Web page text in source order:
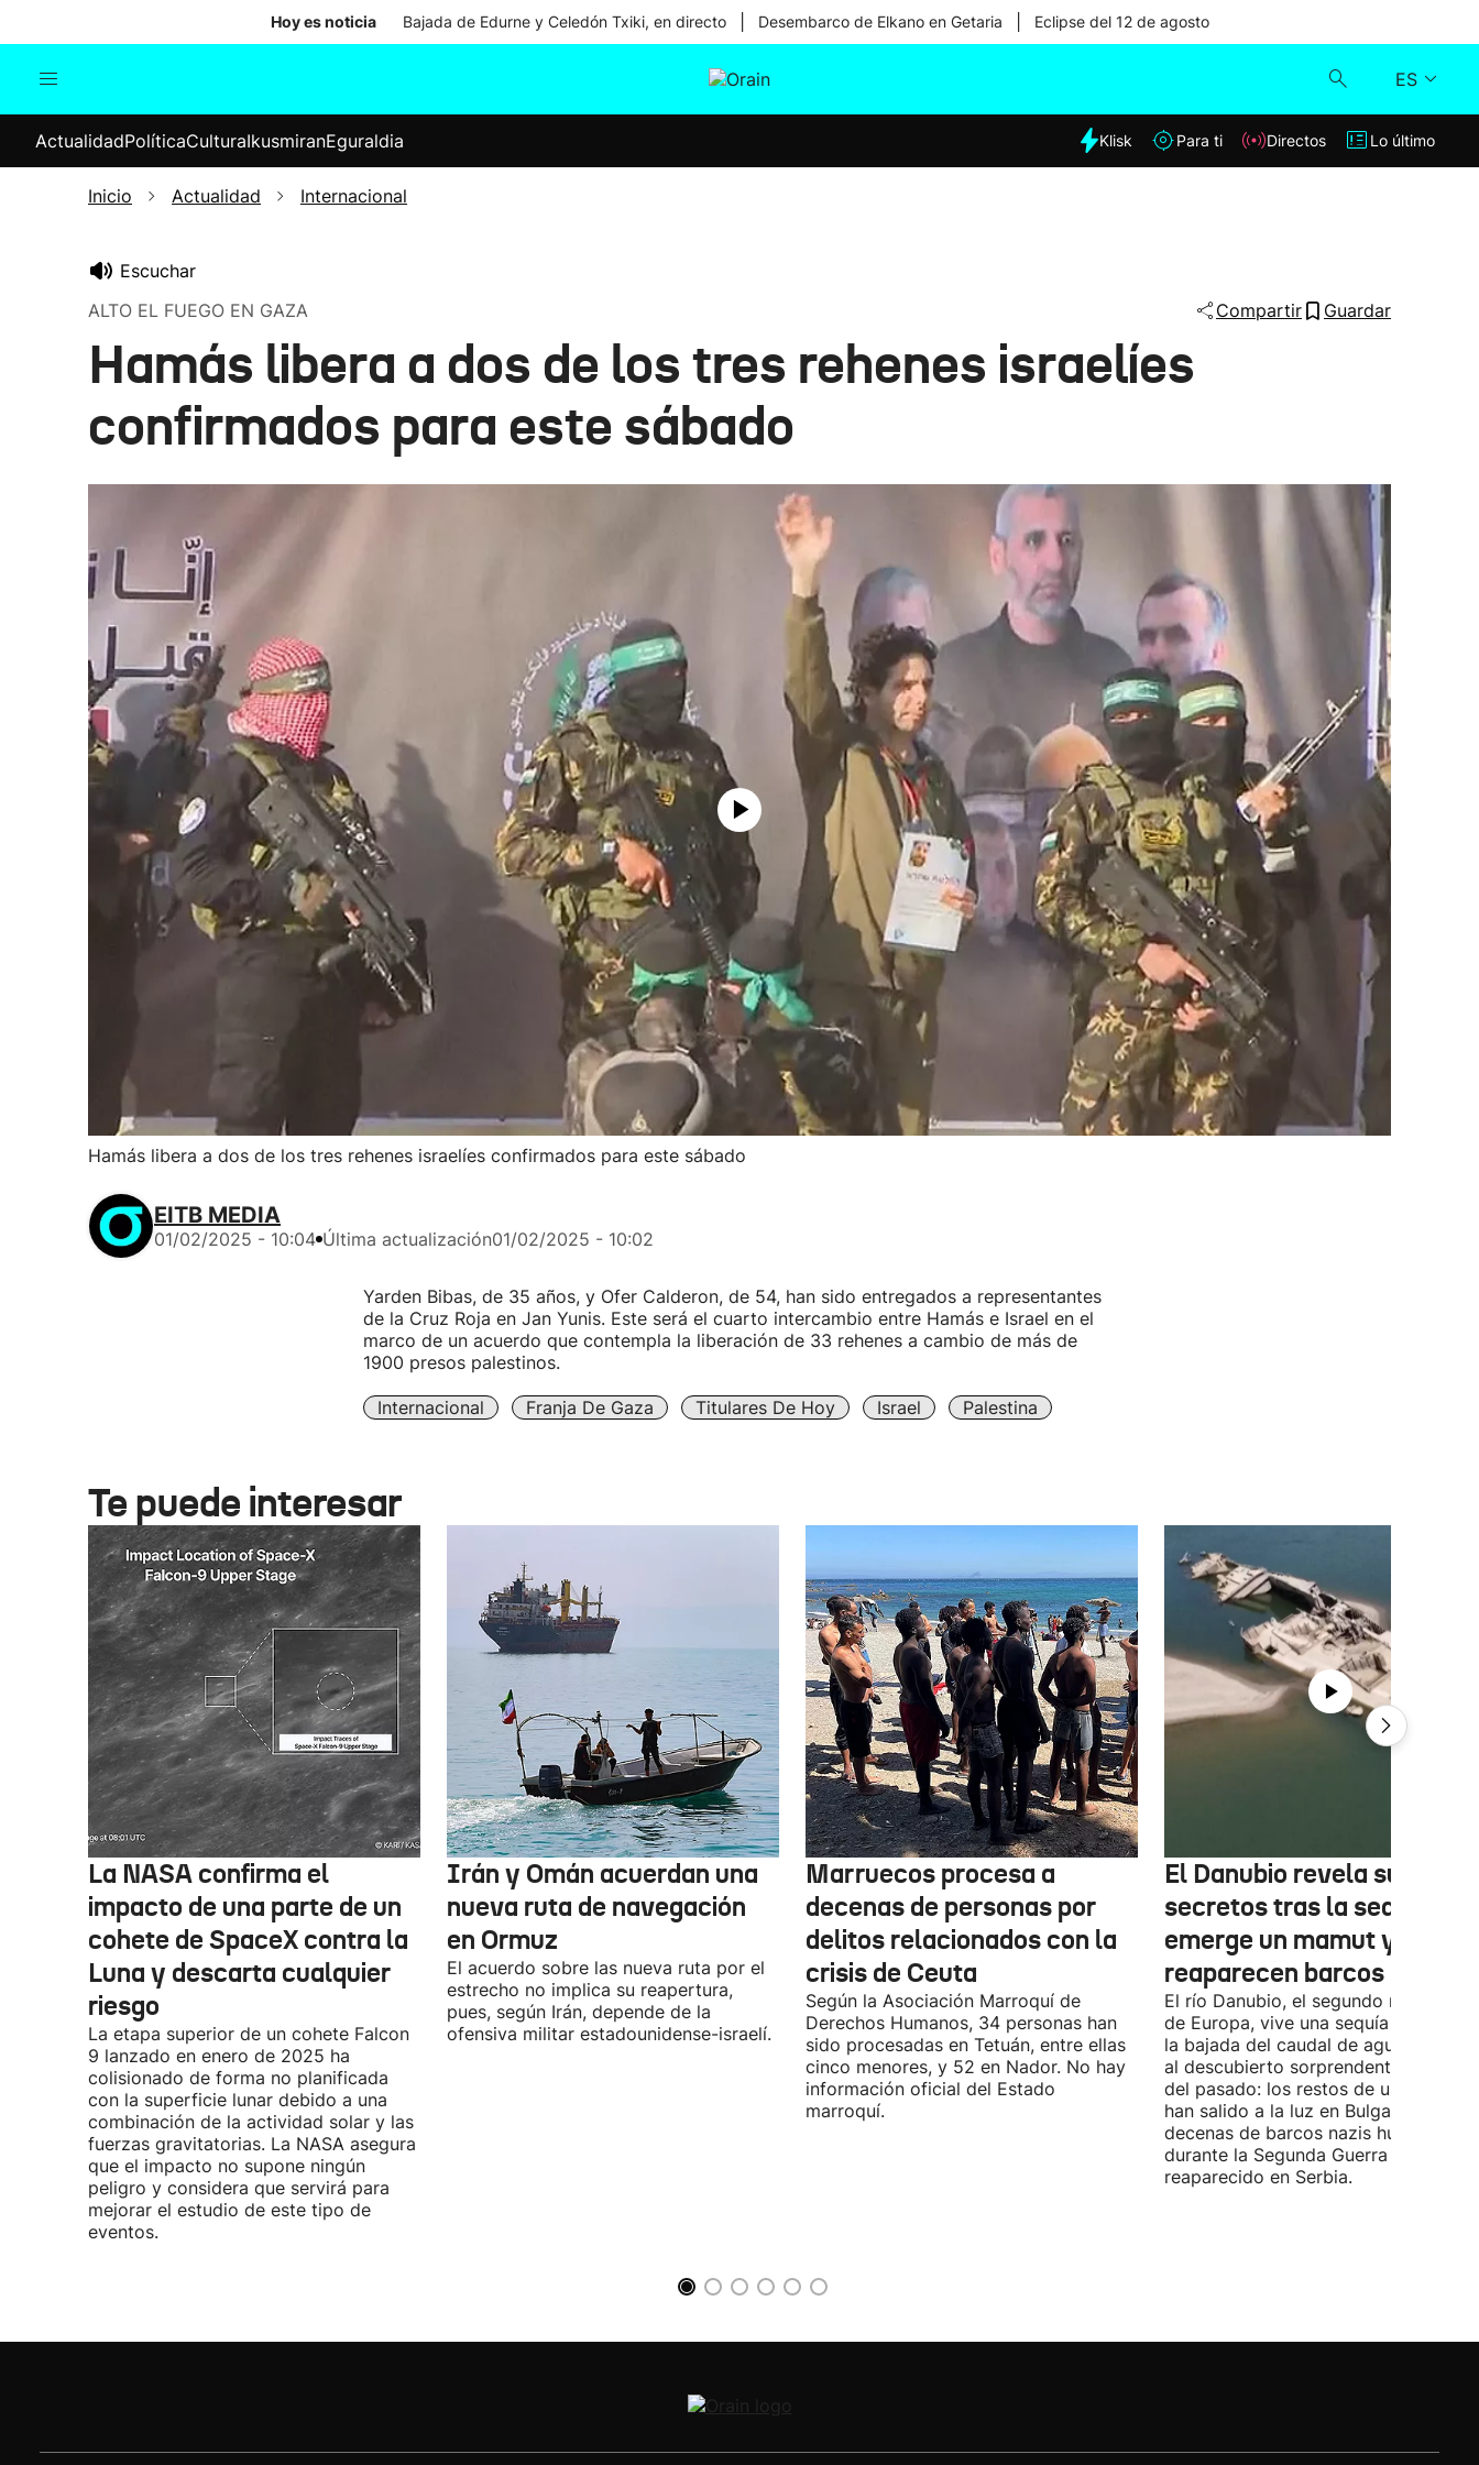
Hoy es noticia Bajada de Edurne y Celedón Txiki, en directo Desembarco de Elkano en Getaria Eclipse del 12 de agosto
ES
Internacional
Elecciones
Klisk
ActualidadPolíticaCulturaIkusmiranEguraldia Klisk Para ti Directos Lo último
Inicio Actualidad Internacional
Escuchar
ALTO EL FUEGO EN GAZA
Compartir Guardar
Hamás libera a dos de los tres rehenes israelíes
confirmados para este sábado
Hamás libera a dos de los tres rehenes israelíes confirmados para este sábado
EITB MEDIA
01/02/2025 - 10:04 Última actualización01/02/2025 - 10:02
Yarden Bibas, de 35 años, y Ofer Calderon, de 54, han sido entregados a representantes
de la Cruz Roja en Jan Yunis. Este será el cuarto intercambio entre Hamás e Israel en el
marco de un acuerdo que contempla la liberación de 33 rehenes a cambio de más de
1900 presos palestinos.
Internacional Franja De Gaza Titulares De Hoy Israel Palestina
Te puede interesar
La NASA confirma el
impacto de una parte de un
cohete de SpaceX contra la
Luna y descarta cualquier
riesgo
La etapa superior de un cohete Falcon
9 lanzado en enero de 2025 ha
colisionado de forma no planificada
con la superficie lunar debido a una
combinación de la actividad solar y las
fuerzas gravitatorias. La NASA asegura
que el impacto no supone ningún
peligro y considera que servirá para
mejorar el estudio de este tipo de
eventos.
Irán y Omán acuerdan una
nueva ruta de navegación
en Ormuz
El acuerdo sobre las nueva ruta por el
estrecho no implica su reapertura,
pues, según Irán, depende de la
ofensiva militar estadounidense-israelí.
Marruecos procesa a
decenas de personas por
delitos relacionados con la
crisis de Ceuta
Según la Asociación Marroquí de
Derechos Humanos, 34 personas han
sido procesadas en Tetuán, entre ellas
cinco menores, y 52 en Nador. No hay
información oficial del Estado
marroquí.
El Danubio revela sus
secretos tras la sequía:
emerge un mamut y
reaparecen barcos nazis
El río Danubio, el segundo más largo
de Europa, vive una sequía histórica
la bajada del caudal de agua ha
al descubierto sorprendentes
del pasado: los restos de un mamut
han salido a la luz en Bulgaria y
decenas de barcos nazis hundidos
durante la Segunda Guerra Mundial
reaparecido en Serbia.